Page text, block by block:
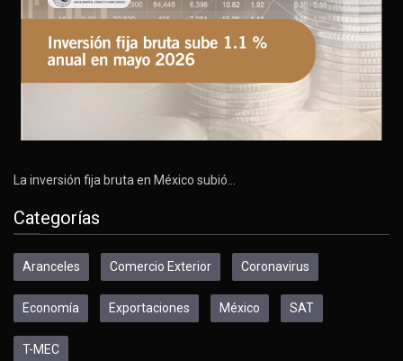
La inversión fija bruta en México subió…
Categorías
Aranceles Comercio Exterior Coronavirus
Economía Exportaciones México SAT
T-MEC